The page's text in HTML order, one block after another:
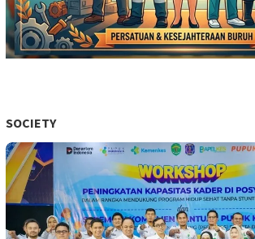
SOCIETY